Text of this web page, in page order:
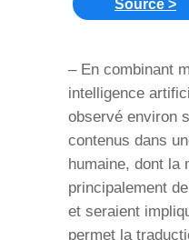
Source >
– En combinant
intelligence
observé environ
contenus dans
humaine, dont la
principalement
et seraient
permet la